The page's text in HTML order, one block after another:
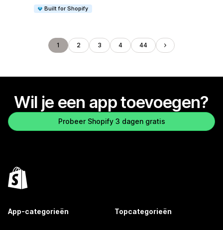
Built for Shopify
1 2 3 4 44
Wil je een app toevoegen?
Probeer Shopify 3 dagen gratis
App-categorieën Topcategorieën